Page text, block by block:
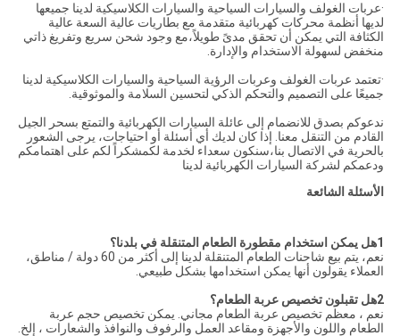
·عربات الغولف والسيارات السياحية والسيارات الكلاسيكية لدينا جميعها
لديها أنظمة محركات كهربائية متقدمة مع بطاريات عالية السعة عالية
الكثافة التي يمكن أن تحقق مدىً طويلاً،مع وجود شحن سريع وتفريغ ذاتي
منخفض لسهولة الاستخدام والإدارة.
·تعتمد عربات الغولف وعربات الرؤية السياحية والسيارات الكلاسيكية لدينا
جميعًا على التصميم والتحكم الذكي لتحسين السلامة والموثوقية.
ندعوكم بصدق للانضمام إلى عائلة السيارات الكهربائية والتمتع بسحر الجيل
القادم من التنقل معنا. إذا كان لديك أي أسئلة أو احتياجات، يرجى الشعور
بالحرية في الاتصال بنا،سنكون سعداء لخدمة لكمشكراً لكم على اهتمامكم
ودعمكم لشركة السيارات الكهربائية لدينا
الأسئلة الشائعة
1هل يمكن استخدام مقطورة الطعام المتنقلة في بلدنا؟
نعم، يتم بيع شاحنات الطعام المتنقلة لدينا إلى أكثر من 60 دولة / مناطق،
العملاء يقولون أنها يمكن استخدامها بشكل طبيعي.
2هل تقبلون تخصيص عربة الطعام؟
نعم ، معظم تخصيص عربة الطعام مجاني. يمكن تخصيص حجم عربة
الطعام واللون والأجهزة ومقاعد العمل والرفوف والنوافذ والشعارات ، إلخ.